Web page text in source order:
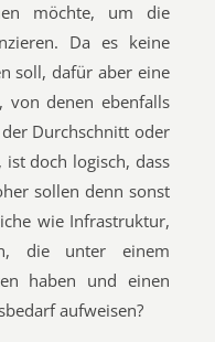
möchte, um die
Da es keine
soll, dafür aber eine
von denen ebenfalls
Durchschnitt oder
doch logisch, dass
sollen denn sonst
wie Infrastruktur,
die unter einem
haben und einen
aufweisen?